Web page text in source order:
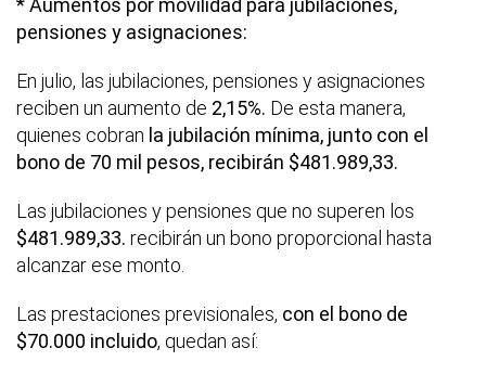
pensiones y asignaciones:
En julio, las jubilaciones, pensiones y asignaciones
reciben un aumento de 2,15%. De esta manera,
quienes cobran la jubilación mínima, junto con el
bono de 70 mil pesos, recibirán $481.989,33.
Las jubilaciones y pensiones que no superen los
$481.989,33. recibirán un bono proporcional hasta
alcanzar ese monto.
Las prestaciones previsionales, con el bono de
$70.000 incluido, quedan así: